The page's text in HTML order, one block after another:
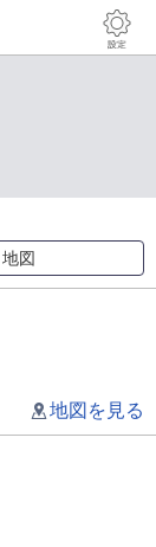
地図
地図を見る